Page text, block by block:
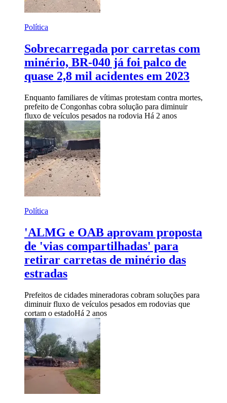
Política
Sobrecarregada por carretas com
minério, BR-040 já foi palco de
quase 2,8 mil acidentes em 2023
Enquanto familiares de vítimas protestam contra mortes,
prefeito de Congonhas cobra solução para diminuir
fluxo de veículos pesados na rodovia Há 2 anos
Política
'ALMG e OAB aprovam proposta
de 'vias compartilhadas' para
retirar carretas de minério das
estradas
Prefeitos de cidades mineradoras cobram soluções para
diminuir fluxo de veículos pesados em rodovias que
cortam o estadoHá 2 anos